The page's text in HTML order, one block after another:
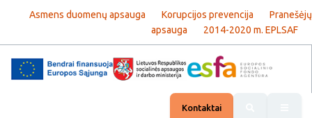
Asmens duomenų apsauga Korupcijos prevencija
Pranešėjų
apsauga
2014-2020 m. EPLSAF
Kontaktai